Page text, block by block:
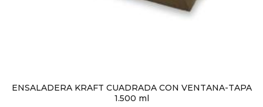
ENSALADERA KRAFT CUADRADA CON VENTANA-TAPA
1.500 ml